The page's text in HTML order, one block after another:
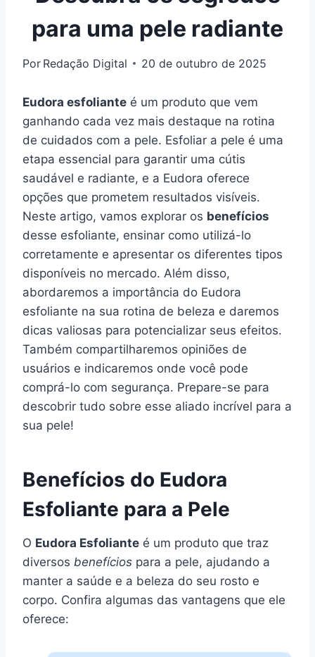
para uma pele radiante
Por Redação Digital 20 de outubro de 2025
Eudora esfoliante é um produto que vem
ganhando cada vez mais destaque na rotina
de cuidados com a pele. Esfoliar a pele é uma
etapa essencial para garantir uma cútis
saudável e radiante, e a Eudora oferece
opções que prometem resultados visíveis.
Neste artigo, vamos explorar os benefícios
desse esfoliante, ensinar como utilizá-lo
corretamente e apresentar os diferentes tipos
disponíveis no mercado. Além disso,
abordaremos a importância do Eudora
esfoliante na sua rotina de beleza e daremos
dicas valiosas para potencializar seus efeitos.
Também compartilharemos opiniões de
usuários e indicaremos onde você pode
comprá-lo com segurança. Prepare-se para
descobrir tudo sobre esse aliado incrível para a
sua pele!
Benefícios do Eudora
Esfoliante para a Pele
O Eudora Esfoliante é um produto que traz
diversos benefícios para a pele, ajudando a
manter a saúde e a beleza do seu rosto e
corpo. Confira algumas das vantagens que ele
oferece: